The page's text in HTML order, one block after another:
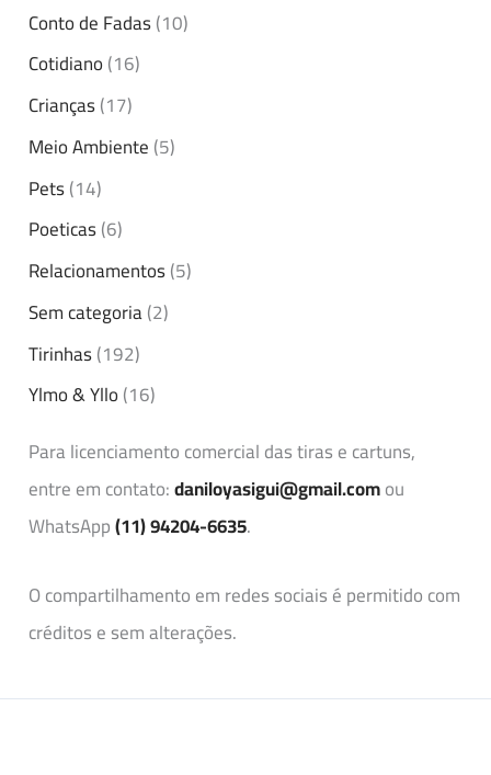
Conto de Fadas(10)
Cotidiano(16)
Crianças(17)
Meio Ambiente(5)
Pets(14)
Poeticas(6)
Relacionamentos(5)
Sem categoria(2)
Tirinhas(192)
Ylmo & Yllo(16)
Para licenciamento comercial das tiras e cartuns,
entre em contato:daniloyasigui@gmail.comou
WhatsApp(11) 94204-6635.
O compartilhamento em redes sociais é permitido com
créditos e sem alterações.